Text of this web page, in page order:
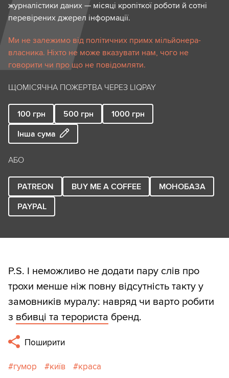
журналістики даних — місяці кропіткої роботи й сотні
перевірених джерел інформації.
Ми не залежимо від політичних примх мільйонера-
власника. Ніхто не може вказувати нам, чого не
говорити чи про що не повідомляти.
ЩОМІСЯЧНА ПОЖЕРТВА ЧЕРЕЗ LIQPAY
100 грн 500 грн 1000 грн
Інша сума
АБО
PATREON BUY ME A COFFEE
МОНОБАЗА
PAYPAL
P.S. І неможливо не додати пару слів про
трохи менше ніж повну відсутність такту у
замовників муралу: навряд чи варто робити
з вбивці та терориста бренд.
Поширити
гумор київ краса